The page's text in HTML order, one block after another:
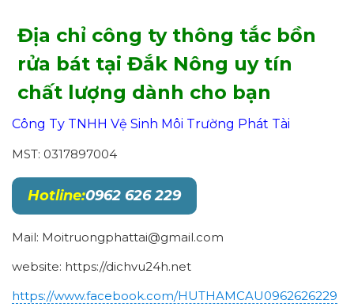
Địa chỉ công ty thông tắc bồn
rửa bát tại Đắk Nông uy tín
chất lượng dành cho bạn
Công Ty TNHH Vệ Sinh Môi Trường Phát Tài
MST: 0317897004
Hotline:0962 626 229
Mail: Moitruongphattai@gmail.com
website: https://dichvu24h.net
https://www.facebook.com/HUTHAMCAU0962626229